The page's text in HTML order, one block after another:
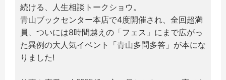
続ける、人生相談トークショウ。
青山ブックセンター本店で4度開催され、全回超満
員、ついには8時間越えの「フェス」にまで広がっ
た異例の大人気イベント「青山多問多答」が本にな
りました!